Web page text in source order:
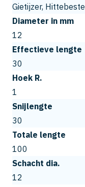
Gietijzer,
Diameter in mm
12
Effectieve lengte
30
Hoek R.
1
Snijlengte
30
Totale lengte
100
Schacht dia.
12